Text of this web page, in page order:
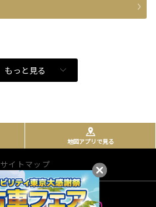
もっと見る
地図アプリで見る
サイトマップ